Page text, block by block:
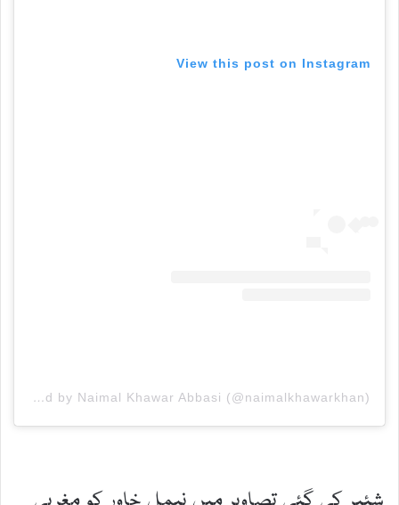
View this post on Instagram
A post shared by Naimal Khawar Abbasi (@naimalkhawarkhan)